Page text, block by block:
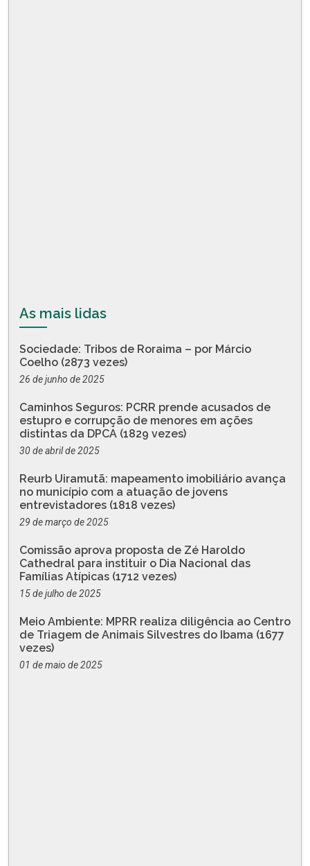
As mais lidas
Sociedade: Tribos de Roraima – por Márcio
Coelho (2873 vezes)
26 de junho de 2025
Caminhos Seguros: PCRR prende acusados de
estupro e corrupção de menores em ações
distintas da DPCA (1829 vezes)
30 de abril de 2025
Reurb Uiramutã: mapeamento imobiliário avança
no município com a atuação de jovens
entrevistadores (1818 vezes)
29 de março de 2025
Comissão aprova proposta de Zé Haroldo
Cathedral para instituir o Dia Nacional das
Famílias Atípicas (1712 vezes)
15 de julho de 2025
Meio Ambiente: MPRR realiza diligência ao Centro
de Triagem de Animais Silvestres do Ibama (1677
vezes)
01 de maio de 2025